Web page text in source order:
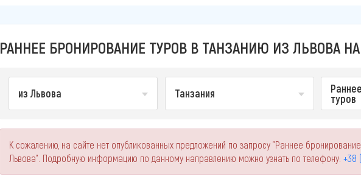
РАННЕЕ БРОНИРОВАНИЕ ТУРОВ В ТАНЗАНИЮ ИЗ ЛЬВОВА
из Львова Танзания туров
К сожалению, на сайте нет опубликованных предложений по запросу "Раннее
Львова". Подробную информацию по данному направлению можно узнать по телефону: +38